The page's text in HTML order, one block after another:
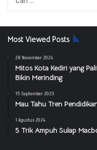
Most Viewed Posts
28 November 2024
Mitos Kota Kediri yang
Bikin Merinding
15 September 2023
Mau Tahu Tren
1 Agustus 2024
5 Trik Ampuh Sulap